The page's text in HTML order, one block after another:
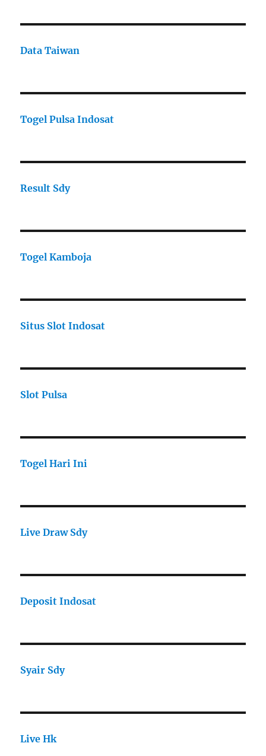
Data Taiwan
Togel Pulsa Indosat
Result Sdy
Togel Kamboja
Situs Slot Indosat
Slot Pulsa
Togel Hari Ini
Live Draw Sdy
Deposit Indosat
Syair Sdy
Live Hk